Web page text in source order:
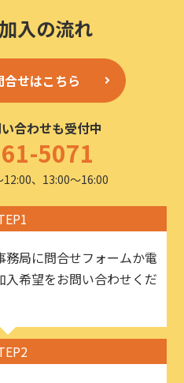
入の流れ
せはこちら
合わせも受付中
5071
、13:00〜16:00
務局に問合せフォームか電
入希望をお問い合わせくだ